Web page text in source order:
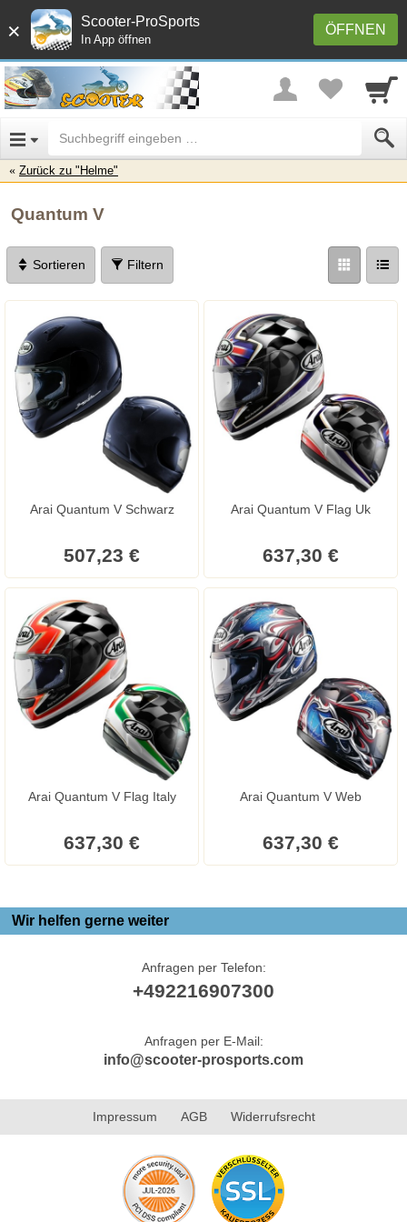
× ÖFFNEN
Scooter-ProSports
In App öffnen
Zurück zu "Helme"
Quantum V
Sortieren Filtern
Arai Quantum V Schwarz
507,23 €
Arai Quantum V Flag Uk
637,30 €
Arai Quantum V Flag Italy
637,30 €
Arai Quantum V Web
637,30 €
Wir helfen gerne weiter
Anfragen per Telefon:
+492216907300
Anfragen per E-Mail:
info@scooter-prosports.com
Impressum AGB Widerrufsrecht